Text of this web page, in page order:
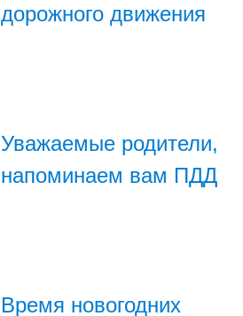
дорожного движения
Уважаемые родители,
напоминаем вам ПДД
Время новогодних